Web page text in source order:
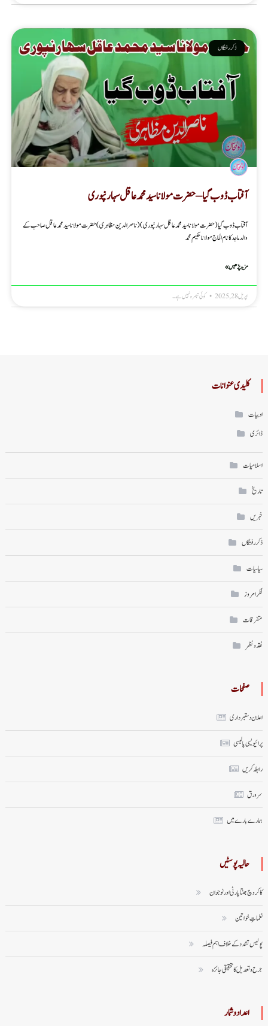
ذکر رفتگاں
آفتاب ڈوب گیا – حضرت مولانا سید محمد عاقل سہارنپوری
آفتاب ڈوب گیا (حضرت مولانا سید محمد عاقل سہارنپوری) (ناصرالدین مظاہری) حضرت مولانا سید محمد عاقل صاحب کے
والد ماجد کا نام الحاج مولاناحکیم محمد
مزید پڑھیں »
اپریل 28, 2025 کوئی تبصرہ نہیں ہے۔
کلیدی عنوانات
ادبیات
ڈائری
اسلامیات
تاریخ
خبریں
ذکر رفتگاں
سیاسیات
فکر امروز
متفرقات
نقد ونظر
صفحات
اعلان دستبرداری
پرائیویسی پالیسی
رابطہ کریں
سر ورق
ہمارے بارے میں
حالیہ پوسٹیں
کاکروچ جنتا پارٹی اور نوجوان
نغماتِ خواتین
پولیس تشدد کے خلاف اہم فیصلہ
جرح و تعدیل کا تحقیقی جائزہ
اعداد وشمار